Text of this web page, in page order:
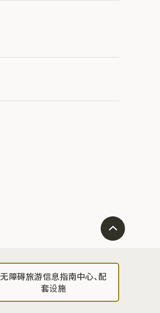
无障碍旅游信息指南中心、配
套设施